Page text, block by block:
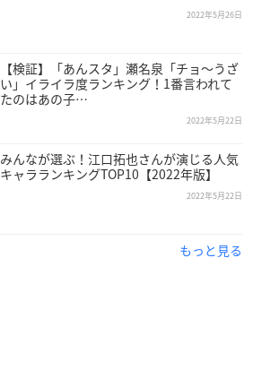
2022年5月26日
【検証】「あんスタ」瀬名泉「チョ〜うざ
い」イライラ度ランキング！1番言われて
たのはあの子…
2022年5月22日
みんなが選ぶ！江口拓也さんが演じる人気
キャラランキングTOP10【2022年版】
2022年5月22日
もっと見る